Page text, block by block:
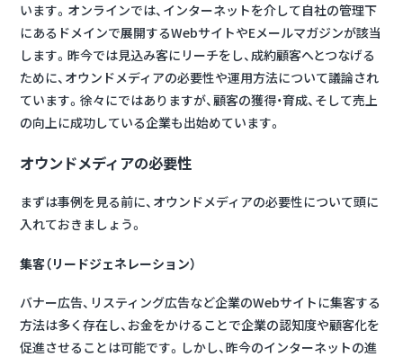
います。オンラインでは、インターネットを介して自社の管理下
にあるドメインで展開するWebサイトやEメールマガジンが該当
します。昨今では見込み客にリーチをし、成約顧客へとつなげる
ために、オウンドメディアの必要性や運用方法について議論され
ています。徐々にではありますが、顧客の獲得・育成、そして売上
の向上に成功している企業も出始めています。
オウンドメディアの必要性
まずは事例を見る前に、オウンドメディアの必要性について頭に
入れておきましょう。
集客（リードジェネレーション）
バナー広告、リスティング広告など企業のWebサイトに集客する
方法は多く存在し、お金をかけることで企業の認知度や顧客化を
促進させることは可能です。しかし、昨今のインターネットの進